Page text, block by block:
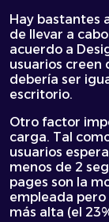
Hay bastantes
de llevar a
acuerdo a
usuarios creen
debería ser
escritorio.
Otro factor
carga. Tal
usuarios
menos de 2
pages son la
empleada
más alta (el